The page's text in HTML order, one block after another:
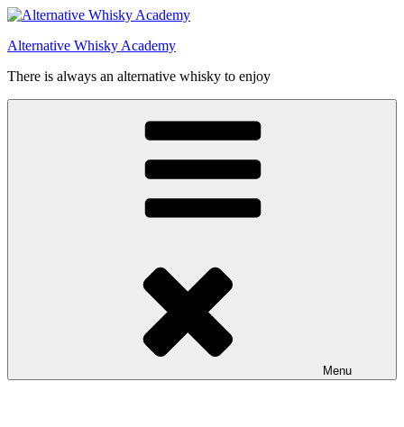
Videre
indhold
Alternative Whisky Academy
There is always an alternative whisky to enjoy
Menu